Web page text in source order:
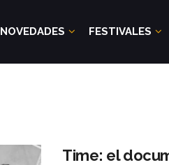
NOVEDADES FESTIVALES
Time: el